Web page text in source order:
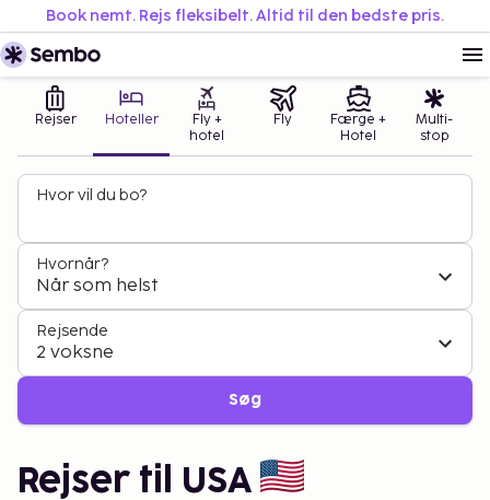
Book nemt. Rejs fleksibelt. Altid til den bedste pris.
Rejser Hoteller
Fly +
hotel
Fly
Færge +
Hotel
Multi-
stop
Hvor vil du bo?
Hvornår?
Når som helst
Rejsende
2 voksne
Søg
Rejser til USA